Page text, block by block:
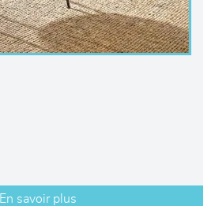
En savoir plus